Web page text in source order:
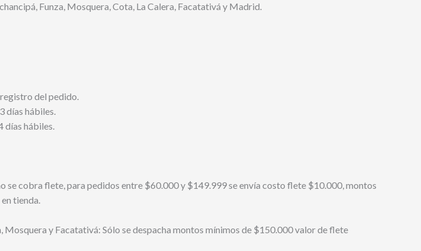
Funza, Mosquera, Cota, La Calera, Facatativá y Madrid.
del pedido.
días hábiles.
días hábiles.
se cobra flete, para pedidos entre $60.000 y $149.999 se envía costo flete $10.000, montos
tienda.
Mosquera y Facatativá: Sólo se despacha montos mínimos de $150.000 valor de flete